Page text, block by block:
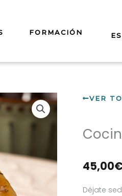
FORMACIÓN
VER
45,00
Déjate